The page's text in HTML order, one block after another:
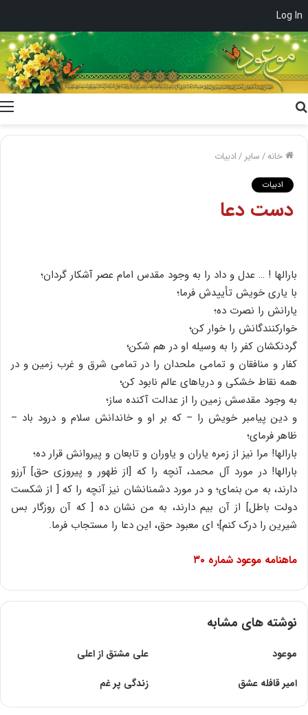
Log In
خانه/سایر /ادبیات
ادبیات
دست دعا
بارالها ! … عدل و داد را به وجود مقدس امام عصر آشکار گردان؛
با یارى خویش تأییدش فرما؛
یارانش را نصرت ده؛
خوارکنندگانش را خوار کن؛
گردنکشان کفر را به وسیله او در هم شکن؛
کفار و منافقان و تمامى ملحدان را در تمامى شرق و غرب زمین و در
همه نقاط خشکى و دریاهاى عالم نابود کن؛
به وجود مقدسش زمین را از عدالت آکنده ساز؛
و دین پیامبر خویش را – که بر او و خاندانش سلام و درود باد –
ظاهر فرماى؛
بارالها! مرا نیز از زمره یاران و یاوران و تابعان و پیروانش قرار ده؛
بارالها! در مورد آل محمد، آنچه را که [از ظهور و پیروزى حق] آرزو
دارند، به من بنماى؛ و در مورد دشمنانشان نیز آنچه را که [ از شکست
دولت باطل] از آن بیم دارند، به من نشان ده [ که آن روزگار بس
شیرین را درک کنم]؛ اى معبود حق، این دعا را مستجاب فرما.
ماهنامه موعود شماره ۳۰
نوشته های مشابه
موعود
علی مشتق از اعلی
امير قافله عشق
زندگی پر غم